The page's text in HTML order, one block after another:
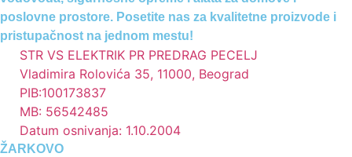
poslovne prostore. Posetite nas za kvalitetne proizvode i
pristupačnost na jednom mestu!
STR VS ELEKTRIK PR PREDRAG PECELJ
Vladimira Rolovića 35, 11000, Beograd
PIB:100173837
MB: 56542485
Datum osnivanja: 1.10.2004
ŽARKOVO